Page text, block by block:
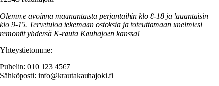
Olemme avoinna maanantaista perjantaihin klo 8-18 ja lauantaisin
klo 9-15. Tervetuloa tekemään ostoksia ja toteuttamaan unelmiesi
remontit yhdessä K-rauta Kauhajoen kanssa!
Yhteystietomme:
Puhelin: 010 123 4567
Sähköposti: info@krautakauhajoki.fi